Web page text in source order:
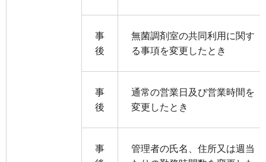
事
後
無菌調剤室の共同利用に関す
る事項を変更したとき
事
後
通常の営業日及び営業時間を
変更したとき
事
管理者の氏名、住所又は週当